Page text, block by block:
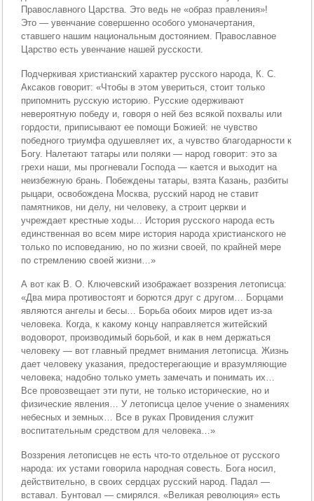
Православного Царства. Это ведь не «образ правления»!
Это — увенчание совершенно особого умоначертания,
ставшего нашим национальным достоянием. Православное
Царство есть увенчание нашей русскости.
Подчеркивая христианский характер русского народа, К. С.
Аксаков говорит: «Чтобы в этом увериться, стоит только
припомнить русскую историю. Русские одерживают
невероятную победу и, говоря о ней без всякой похвалы или
гордости, приписывают ее помощи Божией: не чувство
победного триумфа одушевляет их, а чувство благодарности к
Богу. Налетают татары или поляки — народ говорит: это за
грехи наши, мы прогневали Господа — кается и выходит на
неизбежную брань. Побеждены татары, взята Казань, разбиты
рыцари, освобождена Москва, русский народ не ставит
памятников, ни делу, ни человеку, а строит церкви и
учреждает крестные ходы… История русского народа есть
единственная во всем мире история народа христианского не
только по исповеданию, но по жизни своей, по крайней мере
по стремлению своей жизни…»
А вот как В. О. Ключевский изображает воззрения летописца:
«Два мира противостоят и борются друг с другом… Борцами
являются ангелы и бесы… Борьба обоих миров идет из-за
человека. Когда, к какому концу направляется житейский
водоворот, производимый борьбой, и как в нем держаться
человеку — вот главный предмет внимания летописца. Жизнь
дает человеку указания, предостерегающие и вразумляющие
человека; надобно только уметь замечать и понимать их…
Все провозвещает эти пути, не только исторические, но и
физические явления… У летописца целое учение о знамениях
небесных и земных… Все в руках Провидения служит
воспитательным средством для человека…»
Воззрения летописцев не есть что-то отдельное от русского
народа: их устами говорила народная совесть. Бога носил,
действительно, в своих сердцах русский народ. Падал —
вставал. Бунтовал — смирялся. «Великая революция» есть